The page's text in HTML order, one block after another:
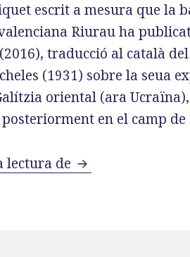
escrit a mesura que la
Riurau ha
(2016), traducció al català
(1931) sobre la seua
oriental (ara
en el camp de
lectura de «Janina